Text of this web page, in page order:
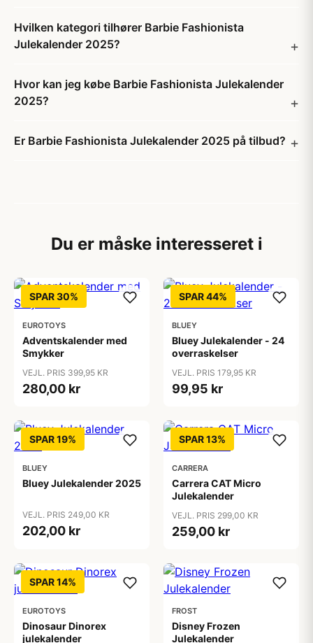
Hvilken kategori tilhører Barbie Fashionista
Julekalender 2025?
Hvor kan jeg købe Barbie Fashionista Julekalender
2025?
Er Barbie Fashionista Julekalender 2025 på tilbud?
Du er måske interesseret i
SPAR 30%
EUROTOYS
Adventskalender med
Smykker
VEJL. PRIS 399,95 KR
280,00 kr
SPAR 44%
BLUEY
Bluey Julekalender - 24
overraskelser
VEJL. PRIS 179,95 KR
99,95 kr
SPAR 19%
BLUEY
Bluey Julekalender 2025
VEJL. PRIS 249,00 KR
202,00 kr
SPAR 13%
CARRERA
Carrera CAT Micro
Julekalender
VEJL. PRIS 299,00 KR
259,00 kr
SPAR 14%
EUROTOYS
Dinosaur Dinorex
julekalender
FROST
Disney Frozen
Julekalender